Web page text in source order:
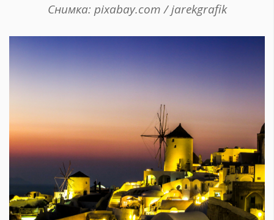
Снимка: pixabay.com / jarekgrafik